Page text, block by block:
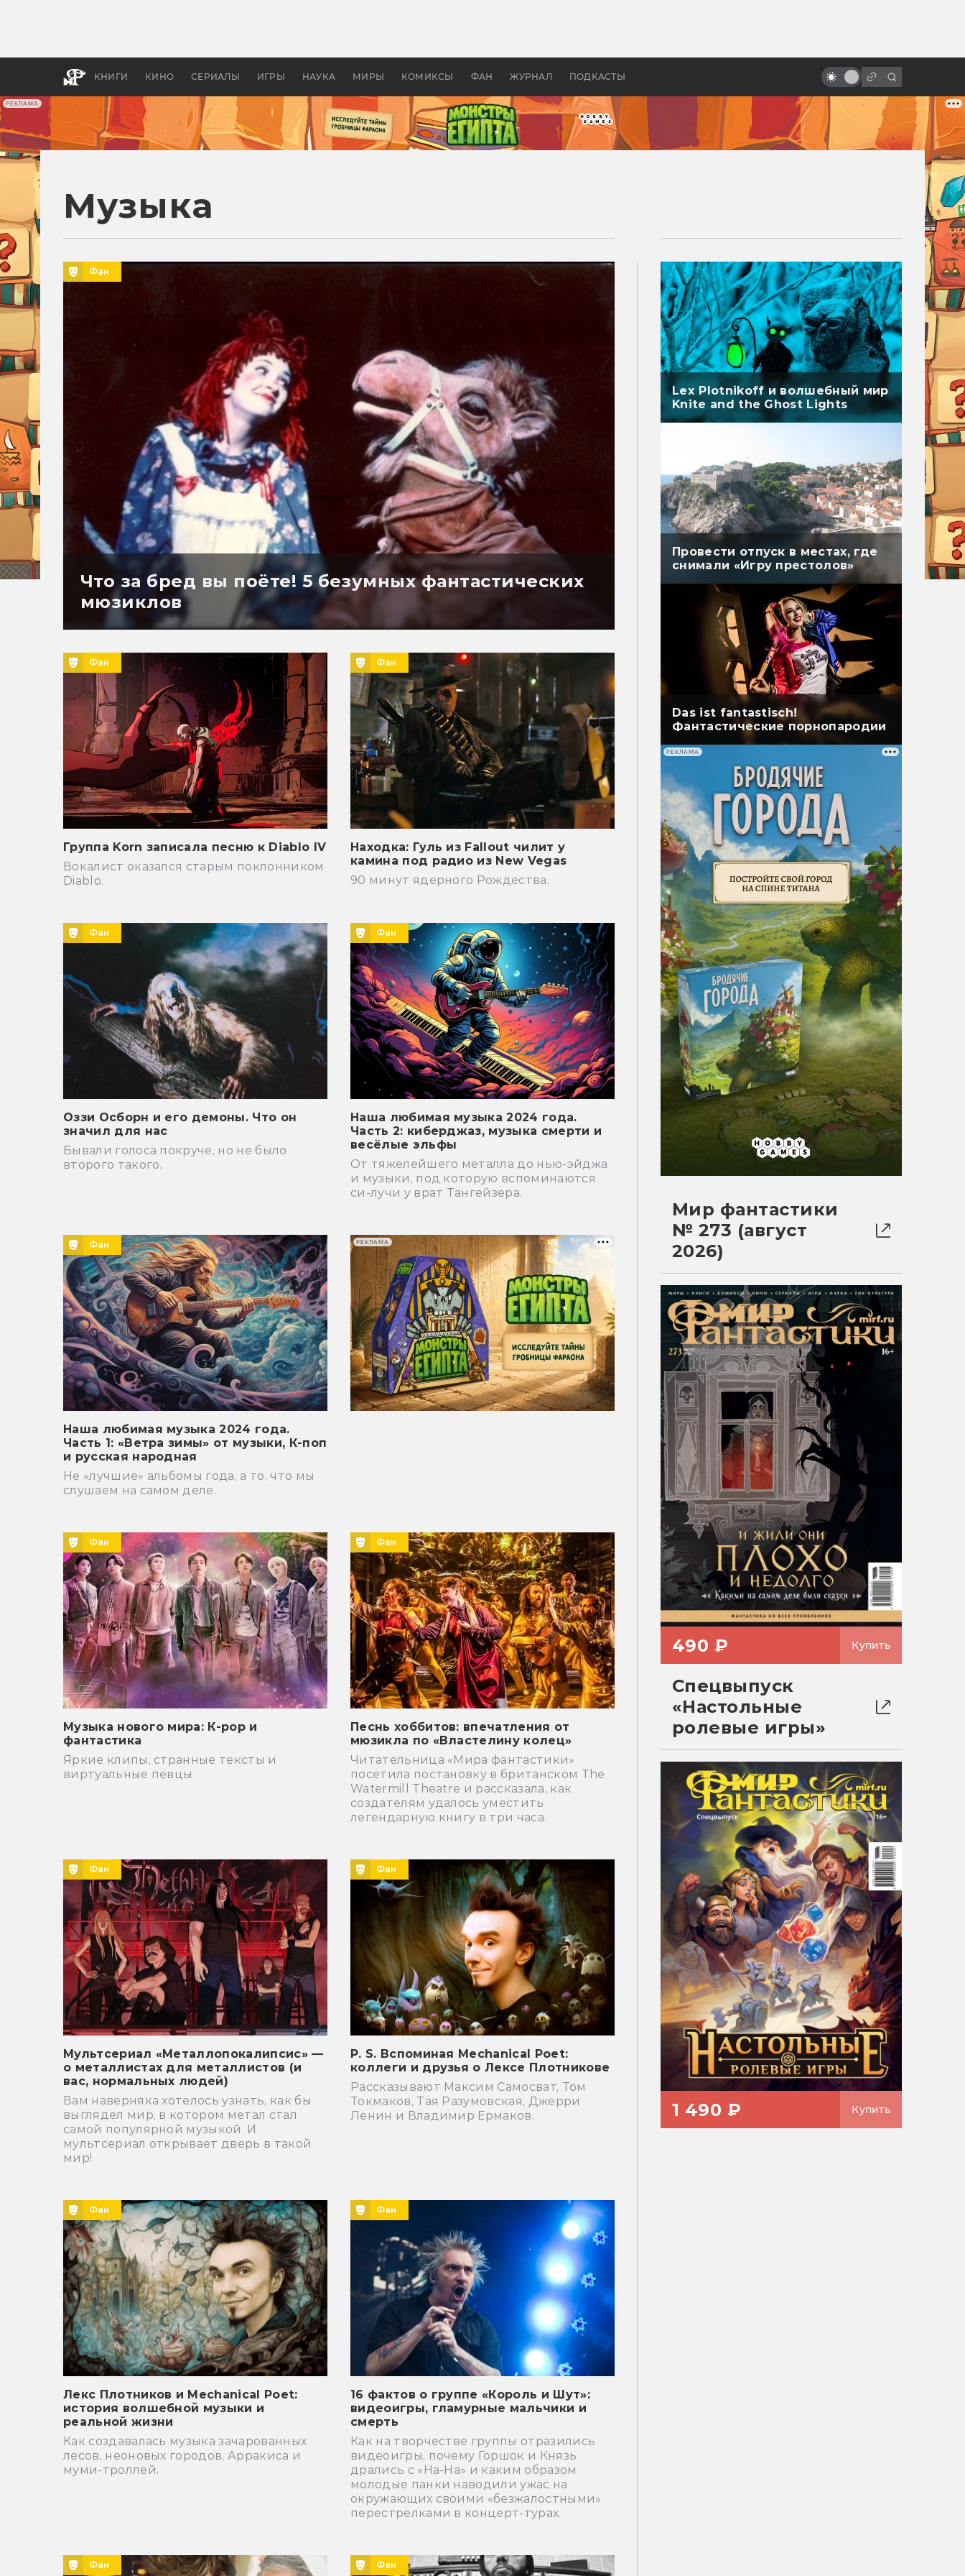
РЕКЛАМА
КНИГИ КИНО СЕРИАЛЫ ИГРЫ НАУКА МИРЫ КОМИКСЫ ФАН ЖУРНАЛ ПОДКАСТЫ
апокалипсис, в России —
бы «Властелина колец»
трудная история создания
Музыка
Фан
Что за бред вы поёте! 5 безумных фантастических
мюзиклов
Фан
Группа Korn записала песню к Diablo IV
Вокалист оказался старым поклонником
Diablo.
Фан
Находка: Гуль из Fallout чилит у
камина под радио из New Vegas
90 минут ядерного Рождества.
Фан
Оззи Осборн и его демоны. Что он
значил для нас
Бывали голоса покруче, но не было
второго такого.
Фан
Наша любимая музыка 2024 года.
Часть 2: киберджаз, музыка смерти и
весёлые эльфы
От тяжелейшего металла до нью-эйджа
и музыки, под которую вспоминаются
си-лучи у врат Тангейзера.
Фан
Наша любимая музыка 2024 года.
Часть 1: «Ветра зимы» от музыки, К-поп
и русская народная
Не «лучшие» альбомы года, а то, что мы
слушаем на самом деле.
Фан
Музыка нового мира: К-pop и
фантастика
Яркие клипы, странные тексты и
виртуальные певцы
Фан
Песнь хоббитов: впечатления от
мюзикла по «Властелину колец»
Читательница «Мира фантастики»
посетила постановку в британском The
Watermill Theatre и рассказала, как
создателям удалось уместить
легендарную книгу в три часа.
Фан
Мультсериал «Металлопокалипсис» ―
о металлистах для металлистов (и
вас, нормальных людей)
Вам наверняка хотелось узнать, как бы
выглядел мир, в котором метал стал
самой популярной музыкой. И
мультсериал открывает дверь в такой
мир!
Фан
P. S. Вспоминая Mechanical Poet:
коллеги и друзья о Лексе Плотникове
Рассказывают Максим Самосват, Том
Токмаков, Тая Разумовская, Джерри
Ленин и Владимир Ермаков.
Фан
Лекс Плотников и Mechanical Poet:
история волшебной музыки и
реальной жизни
Как создавалась музыка зачарованных
лесов, неоновых городов, Арракиса и
муми-троллей.
Фан
16 фактов о группе «Король и Шут»:
видеоигры, гламурные мальчики и
смерть
Как на творчестве группы отразились
видеоигры, почему Горшок и Князь
дрались с «На-На» и каким образом
молодые панки наводили ужас на
окружающих своими «безжалостными»
перестрелками в концерт-турах.
Фан Фан
РЕКЛАМА
Lex Plotnikoff и волшебный мир
Knite and the Ghost Lights
Провести отпуск в местах, где
снимали «Игру престолов»
Das ist fantastisch!
Фантастические порнопародии
РЕКЛАМА
Мир фантастики
№ 273 (август
2026)
490 ₽ Купить
Спецвыпуск
«Настольные
ролевые игры»
1 490 ₽ Купить